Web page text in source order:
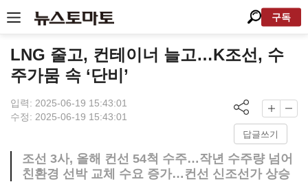
구독
LNG 줄고, 컨테이너 늘고…K조선, 수
주가뭄 속 ‘단비’
입력: 2025-06-19 15:43:01
수정: 2025-06-19 15:43:01
답글쓰기
조선 3사, 올해 컨선 54척 수주…작년 수주량 넘어
친환경 선박 교체 수요 증가…컨선 신조선가 상승